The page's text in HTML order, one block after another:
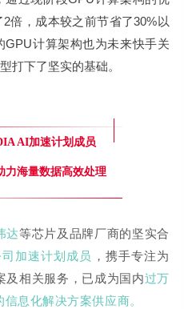
倍，成本较之前节省了30%以
GPU计算架构也为未来快手关
打下了坚实的基础。
AI加速计划成员
力海量数据高效处理
达等芯片及品牌厂商的坚实合
加速计划成员 ，携手专注为
及相关服务，已成为国内过万
信息化解决方案供应商。